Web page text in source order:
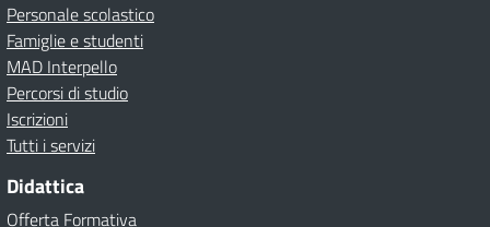
Personale scolastico
Famiglie e studenti
MAD Interpello
Percorsi di studio
Iscrizioni
Tutti i servizi
Didattica
Offerta Formativa